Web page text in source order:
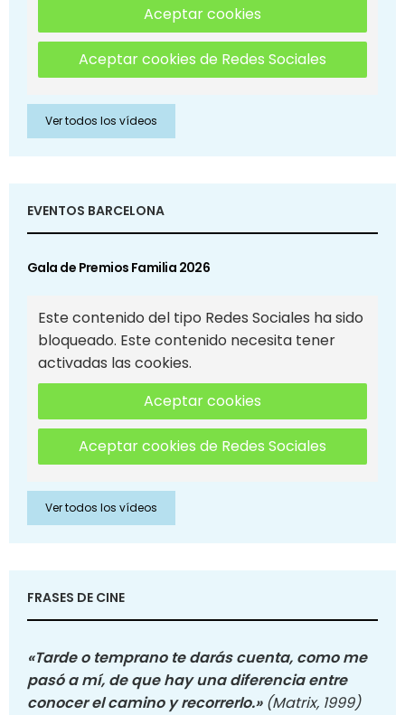
Aceptar cookies
Aceptar cookies de Redes Sociales
Ver todos los vídeos
EVENTOS BARCELONA
Gala de Premios Familia 2026
Este contenido del tipo Redes Sociales ha sido
bloqueado. Este contenido necesita tener
activadas las cookies.
Aceptar cookies
Aceptar cookies de Redes Sociales
Ver todos los vídeos
FRASES DE CINE
«Tarde o temprano te darás cuenta, como me
pasó a mí, de que hay una diferencia entre
conocer el camino y recorrerlo.» (Matrix, 1999)